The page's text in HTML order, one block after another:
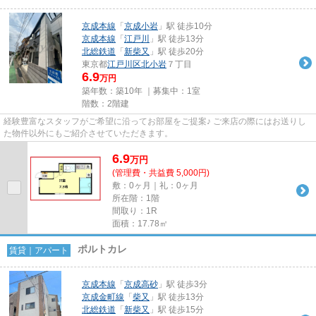
京成本線 「 京成小岩 」駅 徒歩10分
京成本線 「 江戸川
」駅 徒歩13分
北総鉄道 「 新柴又 」駅 徒歩20分
東京都江戸川区北小岩 ７丁目
6.9万円
築年数：築10年 ｜募集中： 1室
階数：2階建
経験豊富なスタッフがご希望に沿ってお部屋をご提案♪ ご来店の際にはお送りし
た物件以外にもご紹介させていただきます。
6.9万円
(管理費・共益費 5,000円)
敷：0ヶ月｜礼：0ヶ月
所在階：1階
間取り：1R
面積：17.78㎡
賃貸｜アパート ポルトカレ
京成本線 「 京成高砂 」駅 徒歩3分
京成金町線 「 柴又 」駅 徒歩13分
北総鉄道 「 新柴又 」駅 徒歩15分